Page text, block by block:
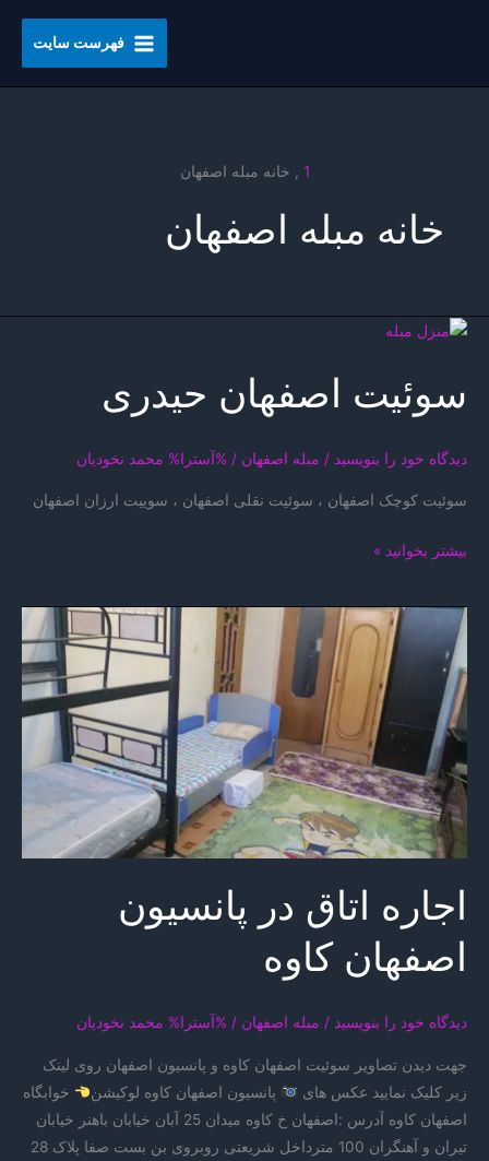
فهرست سایت
1
, خانه مبله اصفهان
خانه مبله اصفهان
سوئیت اصفهان حیدری
دیدگاه‌ خود را بنویسید / مبله اصفهان / %آسترا% محمد نخودیان
سوئیت کوچک اصفهان ، سوئیت نقلی اصفهان ، سوییت ارزان اصفهان
سوئیت
حیدری
بیشتر بخوانید »
اجاره اتاق در پانسیون
اصفهان کاوه
دیدگاه‌ خود را بنویسید / مبله اصفهان / %آسترا% محمد نخودیان
جهت دیدن تصاویر سوئیت اصفهان کاوه و پانسیون اصفهان روی لینک
زیر کلیک نمایید عکس های
پانسیون اصفهان کاوه لوکیشن
خوابگاه
اصفهان کاوه آدرس :اصفهان خ کاوه میدان 25 آبان خیابان باهنر خیابان
تیران و آهنگران 100 مترداخل شریعتی روبروی بن بست صفا پلاک 28